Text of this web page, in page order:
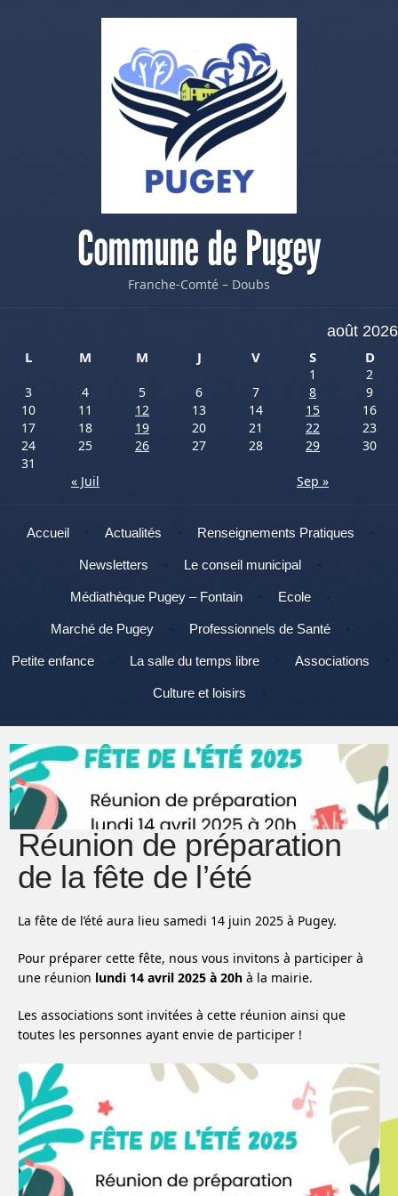
Commune de Pugey
Franche-Comté – Doubs
août 2026
L
M M J V S D
1
2
3
4 5 6 7 8
9
10
11 12 13 14 15
16
17
18 19 20 21 22
23
24
25 26 27 28 29
30
31
« Juil
Sep »
Menu
Aller au contenu
Accueil Actualités Renseignements Pratiques
Newsletters Le conseil municipal
Médiathèque Pugey – Fontain Ecole
Marché de Pugey Professionnels de Santé
Petite enfance La salle du temps libre Associations
Culture et loisirs
Réunion de préparation
de la fête de l’été
La fête de l’été aura lieu samedi 14 juin 2025 à Pugey.
Pour préparer cette fête, nous vous invitons à participer à
une réunion lundi 14 avril 2025 à 20h à la mairie.
Les associations sont invitées à cette réunion ainsi que
toutes les personnes ayant envie de participer !